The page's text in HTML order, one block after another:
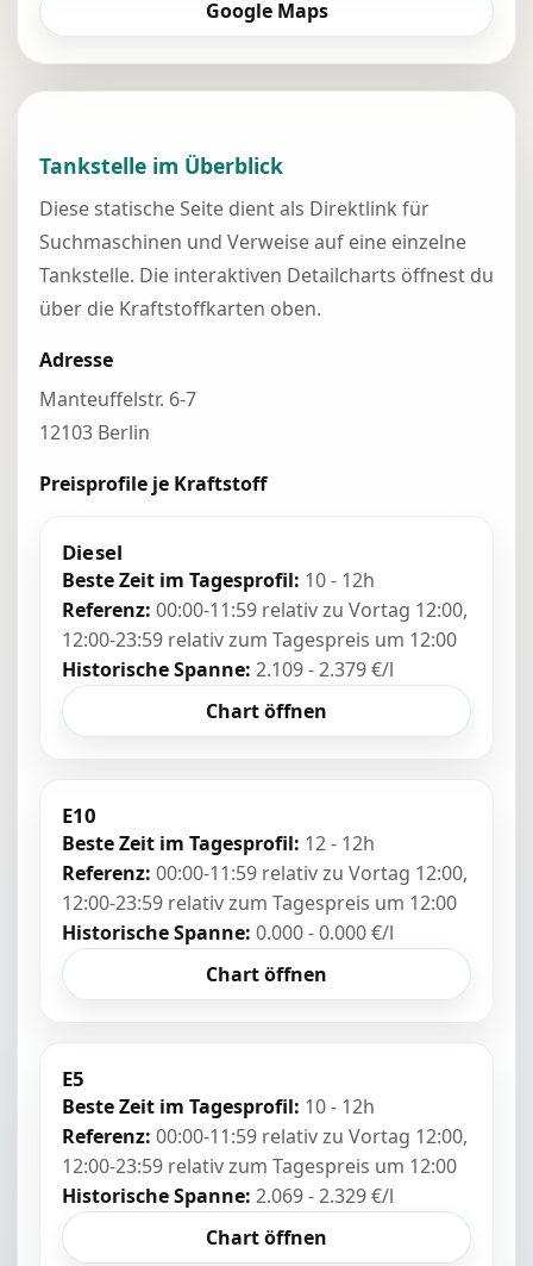
Google Maps
Tankstelle im Überblick
Diese statische Seite dient als Direktlink für
Suchmaschinen und Verweise auf eine einzelne
Tankstelle. Die interaktiven Detailcharts öffnest du
über die Kraftstoffkarten oben.
Adresse
Manteuffelstr. 6-7
12103 Berlin
Preisprofile je Kraftstoff
Diesel
Beste Zeit im Tagesprofil: 10 - 12h
Referenz: 00:00-11:59 relativ zu Vortag 12:00,
12:00-23:59 relativ zum Tagespreis um 12:00
Historische Spanne: 2.109 - 2.379 €/l
Chart öffnen
E10
Beste Zeit im Tagesprofil: 12 - 12h
Referenz: 00:00-11:59 relativ zu Vortag 12:00,
12:00-23:59 relativ zum Tagespreis um 12:00
Historische Spanne: 0.000 - 0.000 €/l
Chart öffnen
E5
Beste Zeit im Tagesprofil: 10 - 12h
Referenz: 00:00-11:59 relativ zu Vortag 12:00,
12:00-23:59 relativ zum Tagespreis um 12:00
Historische Spanne: 2.069 - 2.329 €/l
Chart öffnen